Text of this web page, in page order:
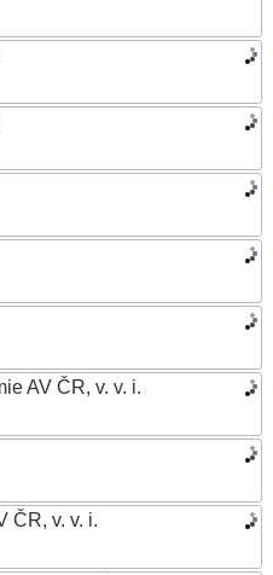
AV ČR, v. v. i.
ČR, v. v. i.